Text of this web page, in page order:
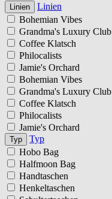
Linien
Linien
Bohemian Vibes
Grandma's Luxury Club
Coffee Klatsch
Philocalists
Jamie's Orchard
Bohemian Vibes
Grandma's Luxury Club
Coffee Klatsch
Philocalists
Jamie's Orchard
Typ
Typ
Hobo Bag
Halfmoon Bag
Handtaschen
Henkeltaschen